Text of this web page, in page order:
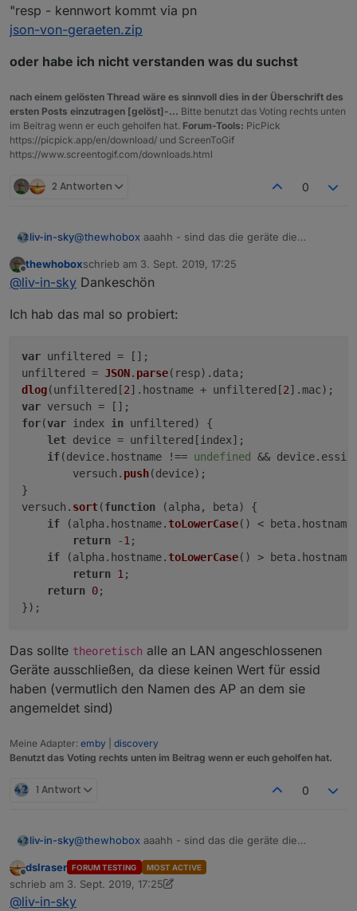
"resp - kennwort kommt via pn
json-von-geraeten.zip
oder habe ich nicht verstanden was du suchst
nach einem gelösten Thread wäre es sinnvoll dies in der Überschrift des
ersten Posts einzutragen [gelöst]-... Bitte benutzt das Voting rechts unten
im Beitrag wenn er euch geholfen hat. Forum-Tools: PicPick
https://picpick.app/en/download/ und ScreenToGif
https://www.screentogif.com/downloads.html
2 Antworten 0
liv-in-sky@thewhobox aaahh - sind das die geräte die
nicht erkannt wird
was der name bedeuted kann ich nicht sagen - leider
nutzt die fritzbox diesen internen amazon namen
wird - ist seit ein paar fritz-os-versione so !
machen - die haben einen "blöden namen" aber
hier ein file, falls noch nicht bei dir, mit allen daten
von "resp - kennwort kommt via pn
json-von-geraeten.zip
oder habe ich nicht verstanden was du suchst
Offline
thewhoboxschrieb am 3. Sept. 2019, 17:25
zuletzt editiert von
@liv-in-sky Dankeschön
Ich hab das mal so probiert:
var unfiltered = [];
unfiltered = JSON. parse(resp). data
dlog(unfiltered[2]. hostname + unfiltered[2]. mac
var
for(var index in unfiltered) {
let device = unfiltered[index];
if(device. hostname !== undefined && device. essid
        versuch.
push(device);
}
versuch. sort(function (alpha, beta) {
if (alpha. hostname.toLowerCase() < beta. hostname
return -1 ;
if (alpha. hostname.toLowerCase() > beta. hostname
return 1 ;
return 0;
Das sollte theoretisch alle an LAN angeschlossenen
Geräte ausschließen, da diese keinen Wert für essid
haben (vermutlich den Namen des AP an dem sie
angemeldet sind)
Meine Adapter: emby
discovery
Benutzt das Voting rechts unten im Beitrag wenn er euch geholfen hat.
1 Antwort 0
liv-in-sky@thewhobox aaahh - sind das die geräte die
nicht erkannt wird
was der name bedeuted kann ich nicht sagen - leider
nutzt die fritzbox diesen internen amazon namen
obwohl in der fritzbox ein anderer name festgelegt
aber ich glaube nicht, das die amazon ein problem
Offline
dslraser FORUM TESTING MOST ACTIVE
schrieb am 3. Sept. 2019, 17:25
zuletzt editiert von dslraser 9. März 2019, 19:26
@liv-in-sky